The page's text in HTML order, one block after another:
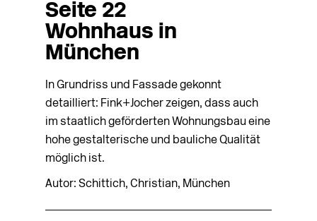
Seite 22
Wohnhaus in
München
In Grundriss und Fassade gekonnt
detailliert: Fink+Jocher zeigen, dass auch
im staatlich geförderten Wohnungsbau eine
hohe gestalterische und bauliche Qualität
möglich ist.
Autor: Schittich, Christian, München